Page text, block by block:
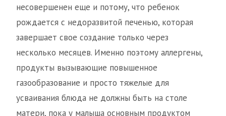
несовершенен еще и потому, что ребенок
рождается с недоразвитой печенью, которая
завершает свое создание только через
несколько месяцев. Именно поэтому аллергены,
продукты вызывающие повышенное
газообразование и просто тяжелые для
усваивания блюда не должны быть на столе
матери, пока у малыша основным продуктом